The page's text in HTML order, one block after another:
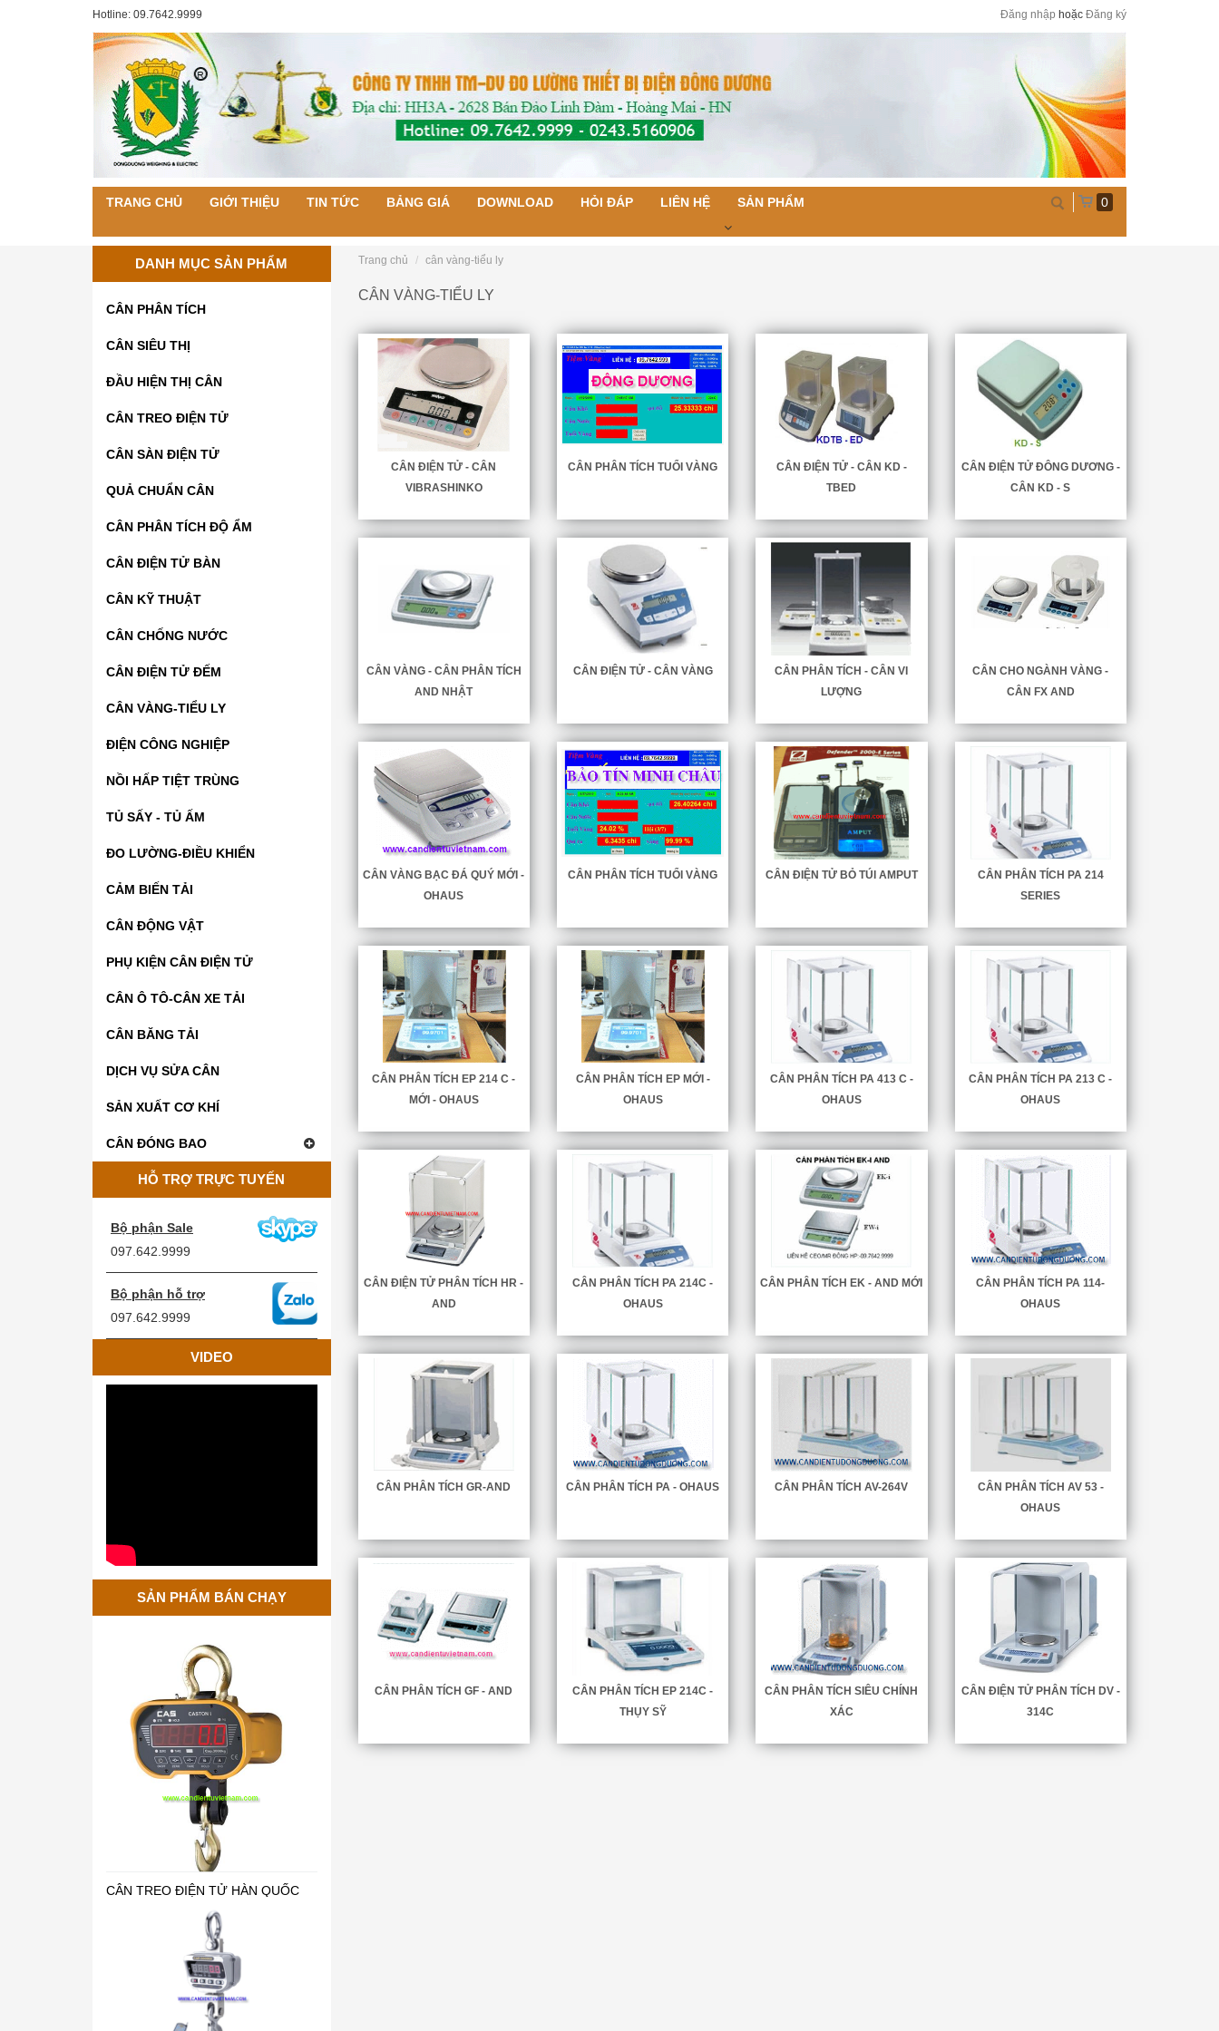
Hotline: 09.7642.9999 Đăng nhập hoặc Đăng ký
TRANG CHỦ GIỚI THIỆU TIN TỨC BẢNG GIÁ DOWNLOAD HỎI ĐÁP LIÊN HỆ SẢN PHẨM 0
DANH MỤC SẢN PHẨM
CÂN PHÂN TÍCH
CÂN SIÊU THỊ
ĐẦU HIỆN THỊ CÂN
CÂN TREO ĐIỆN TỬ
CÂN SÀN ĐIỆN TỬ
QUẢ CHUẨN CÂN
CÂN PHÂN TÍCH ĐỘ ẨM
CÂN ĐIỆN TỬ BÀN
CÂN KỸ THUẬT
CÂN CHỐNG NƯỚC
CÂN ĐIỆN TỬ ĐẾM
CÂN VÀNG-TIỂU LY
ĐIỆN CÔNG NGHIỆP
NỒI HẤP TIỆT TRÙNG
TỦ SẤY - TỦ ẤM
ĐO LƯỜNG-ĐIỀU KHIỂN
CẢM BIẾN TẢI
CÂN ĐỘNG VẬT
PHỤ KIỆN CÂN ĐIỆN TỬ
CÂN Ô TÔ-CÂN XE TẢI
CÂN BĂNG TẢI
DỊCH VỤ SỬA CÂN
SẢN XUẤT CƠ KHÍ
CÂN ĐÓNG BAO
HỖ TRỢ TRỰC TUYẾN
Bộ phận Sale
097.642.9999
Bộ phận hỗ trợ
097.642.9999
VIDEO
SẢN PHẨM BÁN CHẠY
CÂN TREO ĐIỆN TỬ HÀN QUỐC
CÂN TREO ĐIỆN TỬ - CÂN TREO
Trang chủ cân vàng-tiểu ly
CÂN VÀNG-TIỂU LY
CÂN ĐIỆN TỬ - CÂN
VIBRASHINKO
CÂN PHÂN TÍCH TUỔI VÀNG
CÂN ĐIỆN TỬ - CÂN KD -
TBED
CÂN ĐIỆN TỬ ĐÔNG DƯƠNG -
CÂN KD - S
CÂN VÀNG - CÂN PHÂN TÍCH
AND NHẬT
CÂN ĐIỆN TỬ - CÂN VÀNG
CÂN PHÂN TÍCH - CÂN VI
LƯỢNG
CÂN CHO NGÀNH VÀNG -
CÂN FX AND
CÂN VÀNG BẠC ĐÁ QUÝ MỚI -
OHAUS
CÂN PHÂN TÍCH TUỔI VÀNG CÂN ĐIỆN TỬ BỎ TÚI AMPUT
CÂN PHÂN TÍCH PA 214
SERIES
CÂN PHÂN TÍCH EP 214 C -
MỚI - OHAUS
CÂN PHÂN TÍCH EP MỚI -
OHAUS
CÂN PHÂN TÍCH PA 413 C -
OHAUS
CÂN PHÂN TÍCH PA 213 C -
OHAUS
CÂN ĐIỆN TỬ PHÂN TÍCH HR -
AND
CÂN PHÂN TÍCH PA 214C -
OHAUS
CÂN PHÂN TÍCH EK - AND MỚI
CÂN PHÂN TÍCH PA 114-
OHAUS
CÂN PHÂN TÍCH GR-AND CÂN PHÂN TÍCH PA - OHAUS CÂN PHÂN TÍCH AV-264V
CÂN PHÂN TÍCH AV 53 -
OHAUS
CÂN PHÂN TÍCH GF - AND
CÂN PHÂN TÍCH EP 214C -
THỤY SỸ
CÂN PHÂN TÍCH SIÊU CHÍNH
XÁC
CÂN ĐIỆN TỬ PHÂN TÍCH DV -
314C